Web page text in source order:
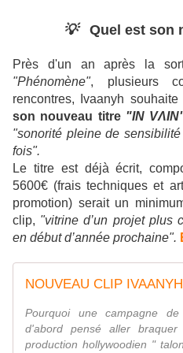
💡 Quel est son
Près d'un an après la
"Phénomène", plusieurs
rencontres, Ivaanyh souhaite
son nouveau titre "IN
"sonorité pleine de
fois".
Le titre est déjà écrit,
5600€ (frais techniques et
promotion) serait un
clip, "vitrine d’un projet plus
en début d’année prochaine".
NOUVEAU CLIP
Pourquoi une campagne
d'abord pensé aller
production hollywoodien "